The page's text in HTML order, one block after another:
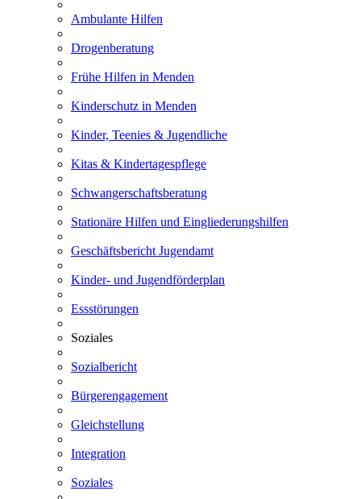
Ambulante Hilfen
Drogenberatung
Frühe Hilfen in Menden
Kinderschutz in Menden
Kinder, Teenies & Jugendliche
Kitas & Kindertagespflege
Schwangerschaftsberatung
Stationäre Hilfen und Eingliederungshilfen
Geschäftsbericht Jugendamt
Kinder- und Jugendförderplan
Essstörungen
Soziales
Sozialbericht
Bürgerengagement
Gleichstellung
Integration
Soziales